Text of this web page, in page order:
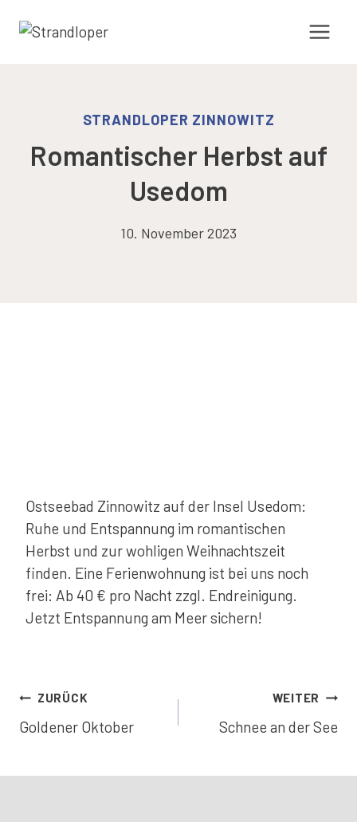
Inhalt
STRANDLOPER ZINNOWITZ
Romantischer Herbst auf
Usedom
10. November 2023
Ostseebad Zinnowitz auf der Insel Usedom:
Ruhe und Entspannung im romantischen
Herbst und zur wohligen Weihnachtszeit
finden. Eine Ferienwohnung ist bei uns noch
frei: Ab 40 € pro Nacht zzgl. Endreinigung.
Jetzt Entspannung am Meer sichern!
Beitragsnavigation
ZURÜCK
Goldener Oktober
WEITER
Schnee an der See